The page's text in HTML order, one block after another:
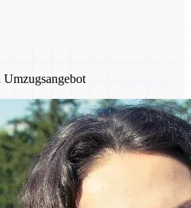
Umzugsangebot